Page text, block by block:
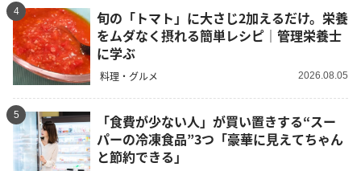
4
旬の「トマト」に大さじ2加えるだけ。栄養
をムダなく摂れる簡単レシピ｜管理栄養士
に学ぶ
料理・グルメ 2026.08.05
5
「食費が少ない人」が買い置きする“スー
パーの冷凍食品”3つ「豪華に見えてちゃん
と節約できる」